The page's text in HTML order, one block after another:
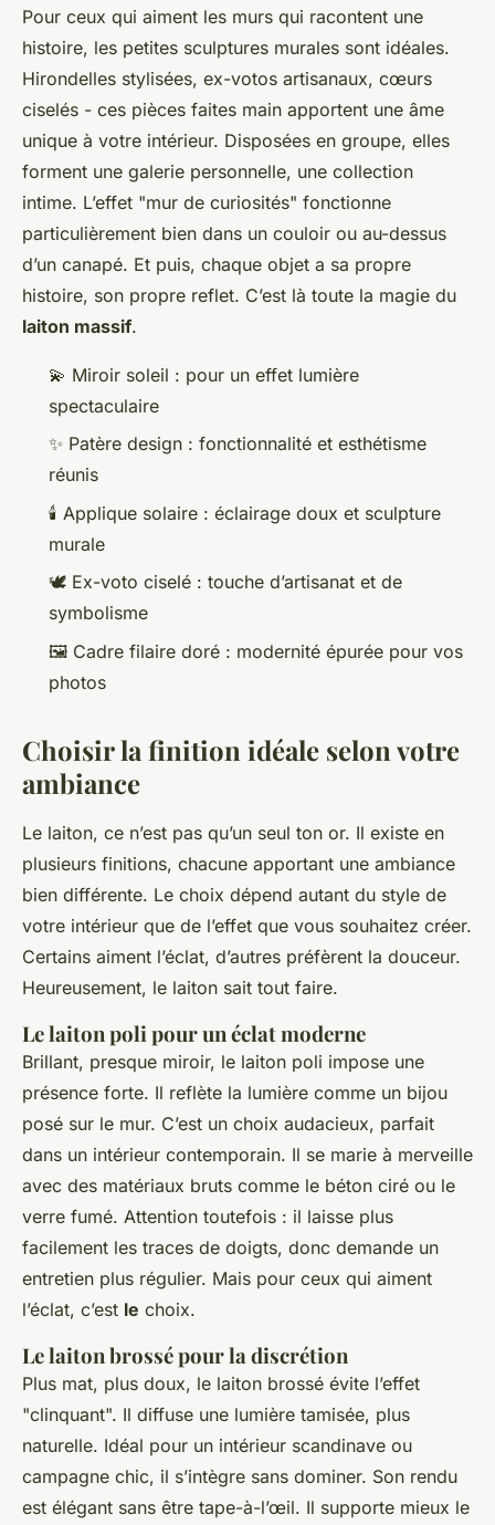
Pour ceux qui aiment les murs qui racontent une
histoire, les petites sculptures murales sont idéales.
Hirondelles stylisées, ex-votos artisanaux, cœurs
ciselés - ces pièces faites main apportent une âme
unique à votre intérieur. Disposées en groupe, elles
forment une galerie personnelle, une collection
intime. L’effet "mur de curiosités" fonctionne
particulièrement bien dans un couloir ou au-dessus
d’un canapé. Et puis, chaque objet a sa propre
histoire, son propre reflet. C’est là toute la magie du
laiton massif.
💫 Miroir soleil : pour un effet lumière
spectaculaire
✨ Patère design : fonctionnalité et esthétisme
réunis
🕯️ Applique solaire : éclairage doux et sculpture
murale
🕊️ Ex-voto ciselé : touche d’artisanat et de
symbolisme
🖼️ Cadre filaire doré : modernité épurée pour vos
photos
Choisir la finition idéale selon votre
ambiance
Le laiton, ce n’est pas qu’un seul ton or. Il existe en
plusieurs finitions, chacune apportant une ambiance
bien différente. Le choix dépend autant du style de
votre intérieur que de l’effet que vous souhaitez créer.
Certains aiment l’éclat, d’autres préfèrent la douceur.
Heureusement, le laiton sait tout faire.
Le laiton poli pour un éclat moderne
Brillant, presque miroir, le laiton poli impose une
présence forte. Il reflète la lumière comme un bijou
posé sur le mur. C’est un choix audacieux, parfait
dans un intérieur contemporain. Il se marie à merveille
avec des matériaux bruts comme le béton ciré ou le
verre fumé. Attention toutefois : il laisse plus
facilement les traces de doigts, donc demande un
entretien plus régulier. Mais pour ceux qui aiment
l’éclat, c’est le choix.
Le laiton brossé pour la discrétion
Plus mat, plus doux, le laiton brossé évite l’effet
"clinquant". Il diffuse une lumière tamisée, plus
naturelle. Idéal pour un intérieur scandinave ou
campagne chic, il s’intègre sans dominer. Son rendu
est élégant sans être tape-à-l’œil. Il supporte mieux le